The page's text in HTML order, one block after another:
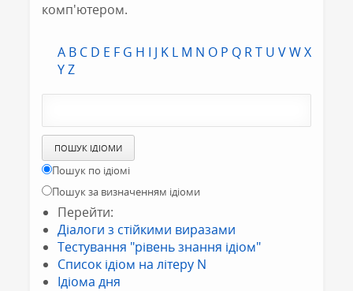
комп'ютером.
A B C D E F G H I J K L M N O P Q RT U VWX
YZ
Пошук по ідіомі
Пошук за визначенням ідіоми
Перейти:
Діалоги з стійкими виразами
Тестування "рівень знання ідіом"
Список ідіом на літеру N
Ідіома дня